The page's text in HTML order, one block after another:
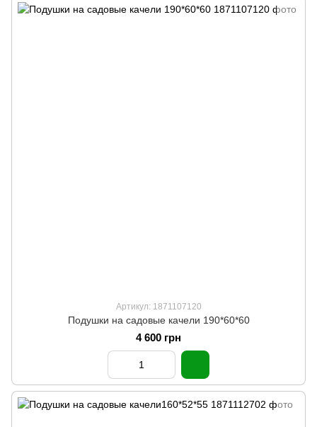
Артикул: 1871107120
Подушки на садовые качели 190*60*60
4 600 грн